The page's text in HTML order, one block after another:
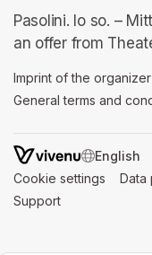
Pasolini. Io so. –
an offer from
Imprint of the organizer
General terms and
SWITCH
Cookie settings Data
Support